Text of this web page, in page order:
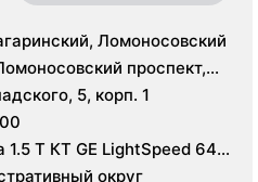
Ломоносовский
проспект,
пр. Вернадского, 5, корп. 1
T КТ GE LightSpeed 64
округ